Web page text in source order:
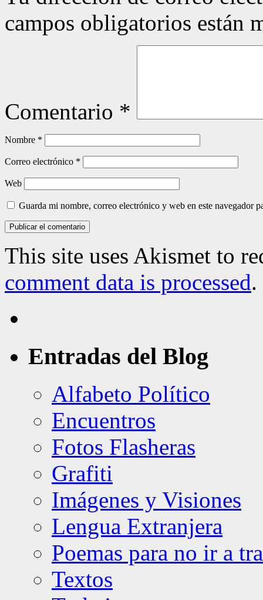
campos obligatorios están
Comentario *
Nombre *
Correo electrónico *
Web
Guarda mi nombre, correo electrónico y web en este navegador
This site uses Akismet to
comment data is processed.
Entradas del Blog
Alfabeto Político
Encuentros
Fotos Flasheras
Grafiti
Imágenes y Visiones
Lengua Extranjera
Poemas para no ir a
Textos